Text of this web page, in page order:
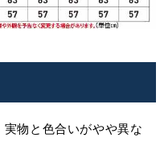
物と色合いがやや異な